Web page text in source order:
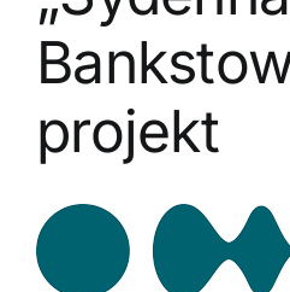
projekt